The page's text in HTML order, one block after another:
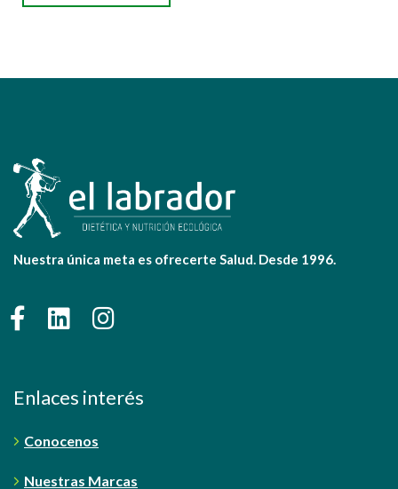
Nuestra única meta es ofrecerte Salud. Desde 1996.
Enlaces interés
Conocenos
Nuestras Marcas